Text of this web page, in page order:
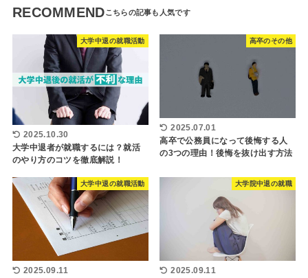
RECOMMEND
大学中退の就職活動
2025.10.30
大学中退者が就職するには？就活
のやり方のコツを徹底解説！
高卒のその他
2025.07.01
高卒で公務員になって後悔する人
の3つの理由！後悔を抜け出す方法
大学中退の就職活動
2025.09.11
大学院中退の就職
2025.09.11